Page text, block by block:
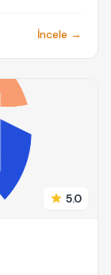
İncele →
5.0